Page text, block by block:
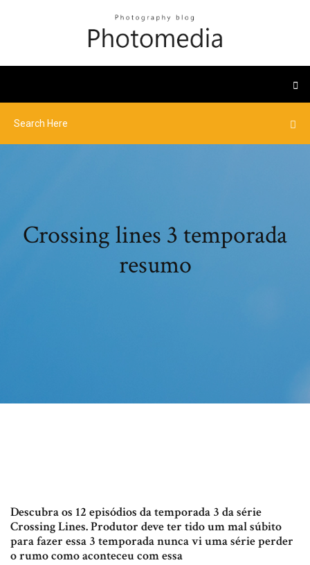
Crossing lines 3 temporada
resumo
Descubra os 12 episódios da temporada 3 da série
Crossing Lines. Produtor deve ter tido um mal súbito
para fazer essa 3 temporada nunca vi uma série perder
o rumo como aconteceu com essa